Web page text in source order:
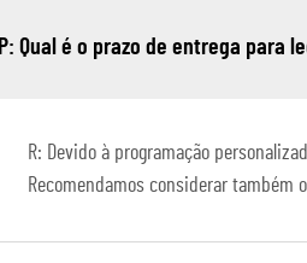
P: Qual é o prazo de entrega para
R: Devido à programação
Recomendamos considerar também